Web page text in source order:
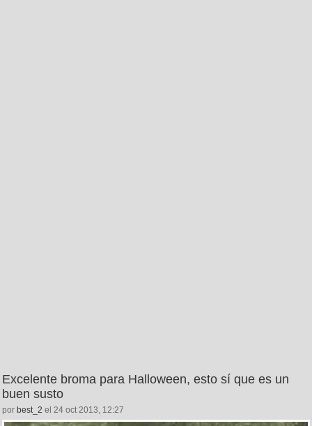
Excelente broma para Halloween, esto sí que es un
buen susto
por best_2 el 24 oct 2013, 12:27